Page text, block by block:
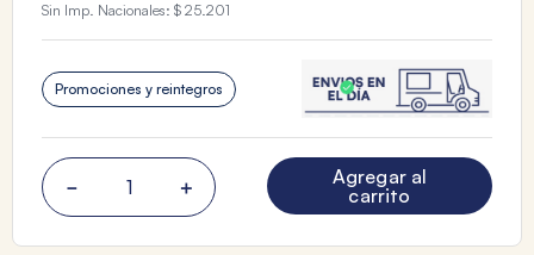
Sin Imp. Nacionales: $ 25.201
Promociones y reintegros
＋
－
Agregar al
carrito